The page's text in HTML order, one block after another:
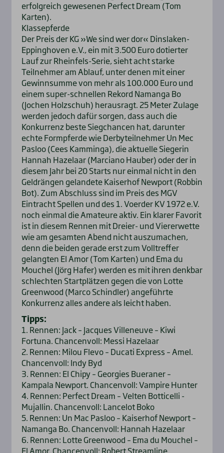
erfolgreich gewesenen Perfect Dream (Tom
Karten).
Klassepferde
Der Preis der KG »We sind wer dor« Dinslaken-
Eppinghoven e.V., ein mit 3.500 Euro dotierter
Lauf zur Rheinfels-Serie, sieht acht starke
Teilnehmer am Ablauf, unter denen mit einer
Gewinnsumme von mehr als 100.000 Euro und
einem super-schnellen Rekord Namanga Bo
(Jochen Holzschuh) herausragt. 25 Meter Zulage
werden jedoch dafür sorgen, dass auch die
Konkurrenz beste Siegchancen hat, darunter
echte Formpferde wie Derbyteilnehmer Un Mec
Pasloo (Cees Kamminga), die aktuelle Siegerin
Hannah Hazelaar (Marciano Hauber) oder der in
diesem Jahr bei 20 Starts nur einmal nicht in den
Geldrängen gelandete Kaiserhof Newport (Robbin
Bot). Zum Abschluss sind im Preis des MGV
Eintracht Spellen und des 1. Voerder KV 1972 e.V.
noch einmal die Amateure aktiv. Ein klarer Favorit
ist in diesem Rennen mit Dreier- und Viererwette
wie am gesamten Abend nicht auszumachen,
denn die beiden gerade erst zum Volltreffer
gelangten El Amor (Tom Karten) und Ema du
Mouchel (Jörg Hafer) werden es mit ihren denkbar
schlechten Startplätzen gegen die von Lotte
Greenwood (Marco Schindler) angeführte
Konkurrenz alles andere als leicht haben.
Tipps:
1. Rennen: Jack – Jacques Villeneuve – Kiwi
Fortuna. Chancenvoll: Messi Hazelaar
2. Rennen: Milou Flevo – Ducati Express – Amel.
Chancenvoll: Indy Byd
3. Rennen: El Chipy – Georgies Bueraner –
Kampala Newport. Chancenvoll: Vampire Hunter
4. Rennen: Perfect Dream – Velten Botticelli -
Mujallin. Chancenvoll: Lancelot Boko
5. Rennen: Un Mac Pasloo – Kaiserhof Newport –
Namanga Bo. Chancenvoll: Hannah Hazelaar
6. Rennen: Lotte Greenwood – Ema du Mouchel –
El Amor. Chancenvoll: Robert Streamline